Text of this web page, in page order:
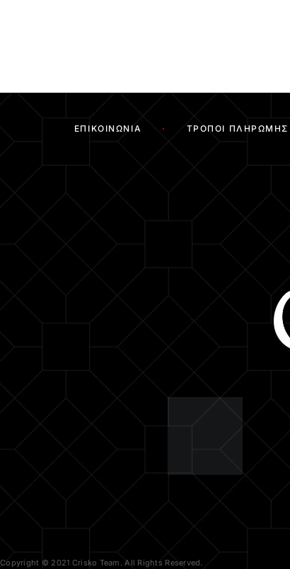
ΕΠΙΚΟΙΝΩΝΊΑ ΤΡΌΠΟΙ ΠΛΗΡΩΜΉΣ
Copyright © 2021 Crisko Team. All Rights Reserved.